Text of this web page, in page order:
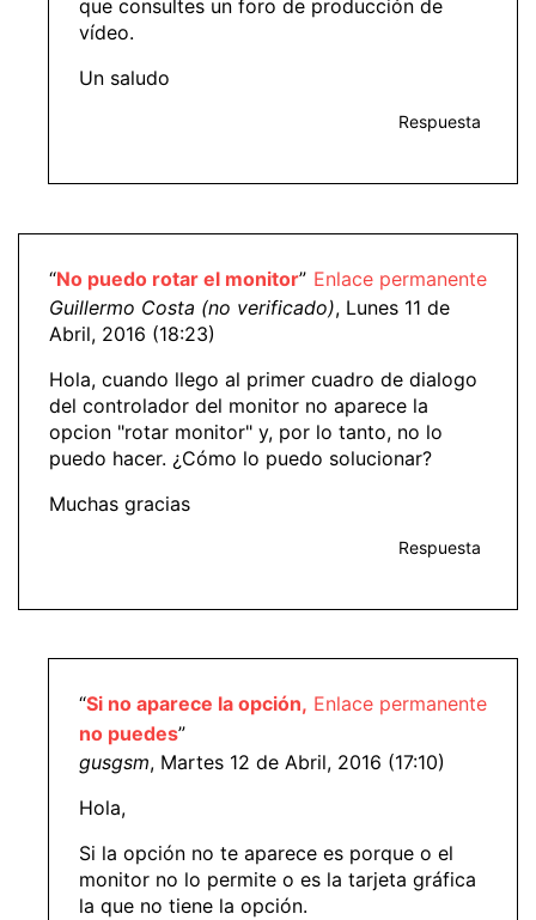
que consultes un foro de producción de
vídeo.
Un saludo
Respuesta
Enlace permanente
“No puedo rotar el monitor”
Guillermo Costa (no verificado), Lunes 11 de
Abril, 2016 (18:23)
Hola, cuando llego al primer cuadro de dialogo
del controlador del monitor no aparece la
opcion "rotar monitor" y, por lo tanto, no lo
puedo hacer. ¿Cómo lo puedo solucionar?
Muchas gracias
Respuesta
Enlace permanente
“Si no aparece la opción,
no puedes”
gusgsm, Martes 12 de Abril, 2016 (17:10)
Hola,
Si la opción no te aparece es porque o el
monitor no lo permite o es la tarjeta gráfica
la que no tiene la opción.